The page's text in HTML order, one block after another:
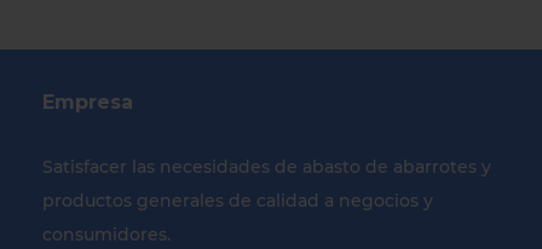
Empresa
Satisfacer las necesidades de abasto de abarrotes y
productos generales de calidad a negocios y
consumidores.